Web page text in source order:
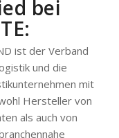
bei
ist der Verband
und die
mit
Hersteller von
als auch von